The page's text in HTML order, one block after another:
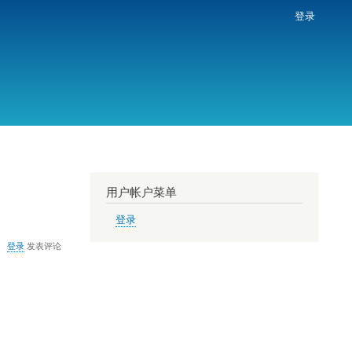
登录
登录发表评论
用户帐户菜单
登录